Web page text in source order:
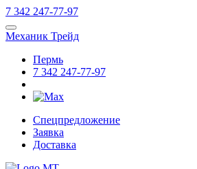
7 342 247-77-97
Механик Трейд
Пермь
7 342 247-77-97
Спецпредложение
Заявка
Доставка